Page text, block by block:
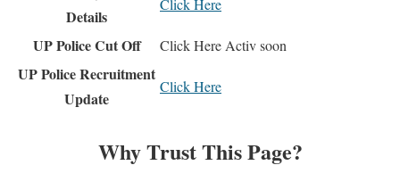
Details
Click Here
UP Police Cut Off Click Here Activ soon
UP Police Recruitment
Update
Click Here
Why Trust This Page?